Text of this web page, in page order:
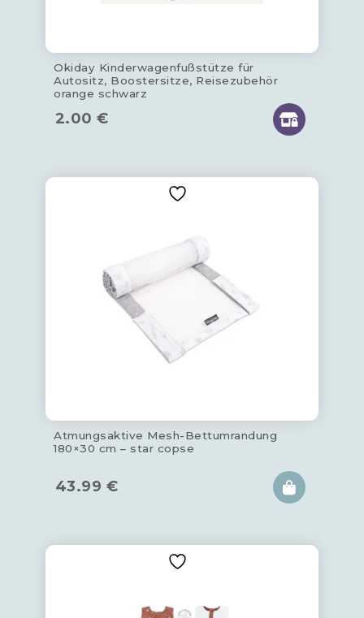
Okiday Kinderwagenfußstütze für
Autositz, Boostersitze, Reisezubehör
orange schwarz
2.00 €
Atmungsaktive Mesh-Bettumrandung
180×30 cm – star copse
43.99 €